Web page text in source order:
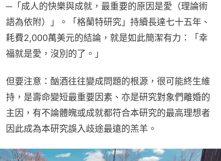
─「成人的快樂與成就，最重要的原因是愛（理論術
語為依附）」。「格蘭特研究」持續長達七十五年、
耗費2,000萬美元的結論，就是如此簡潔有力：「幸
福就是愛，沒別的了。」
但要注意：酗酒往往變成問題的根源，很可能終生維
持，是壽命變短最重要因素、亦是研究對象們離婚的
主因，有不論體魄或成就都符合本研究的最高理想者
因此成為本研究誤入歧途最遠的羔羊。